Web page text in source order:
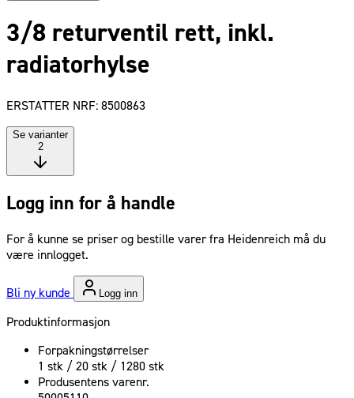
3/8 returventil rett, inkl.
radiatorhylse
ERSTATTER NRF: 8500863
Se varianter
2
Logg inn for å handle
For å kunne se priser og bestille varer fra Heidenreich må du
være innlogget.
Bli ny kunde Logg inn
Produktinformasjon
Forpakningstørrelser
1 stk / 20 stk / 1280 stk
Produsentens varenr.